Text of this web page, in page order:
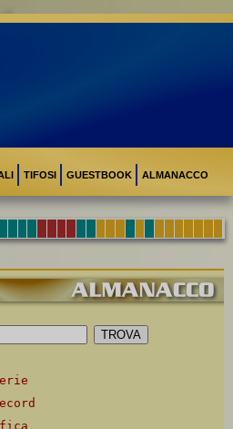
TIFOSI GUESTBOOK ALMANACCO